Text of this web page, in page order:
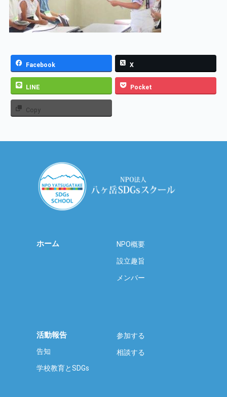
Facebook X
LINE Pocket
Copy
ホーム NPO概要
設立趣旨
メンバー
活動報告
告知
学校教育とSDGs
参加する
相談する